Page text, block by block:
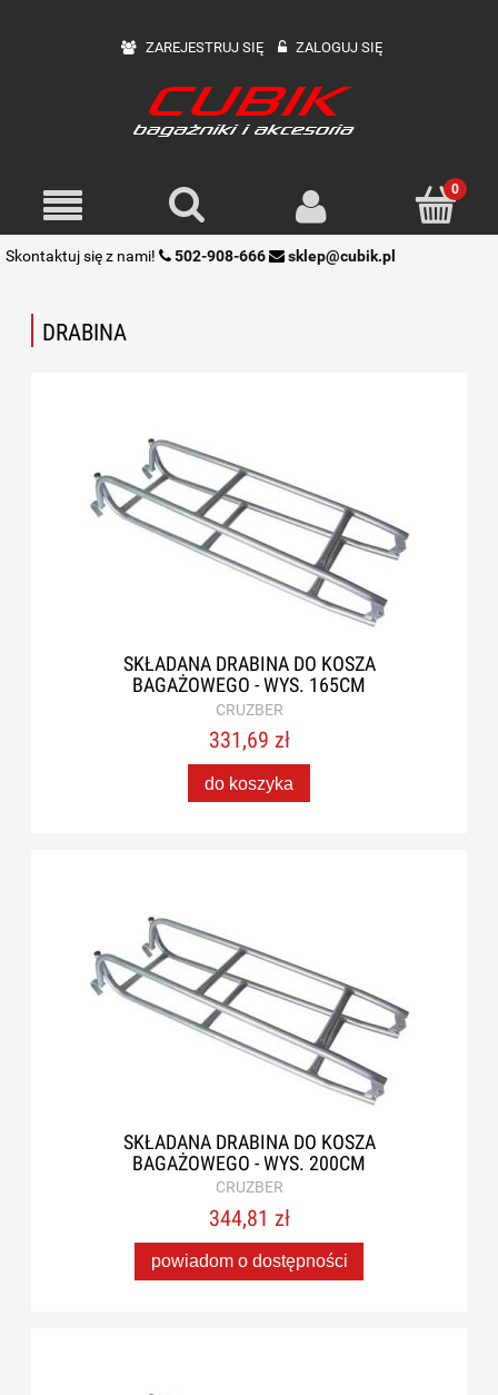
ZAREJESTRUJ SIĘ ZALOGUJ SIĘ
Skontaktuj się z nami! 502-908-666 sklep@cubik.pl
DRABINA
SKŁADANA DRABINA DO KOSZA
BAGAŻOWEGO - WYS. 165CM
CRUZBER
331,69 zł
do koszyka
SKŁADANA DRABINA DO KOSZA
BAGAŻOWEGO - WYS. 200CM
CRUZBER
344,81 zł
powiadom o dostępności